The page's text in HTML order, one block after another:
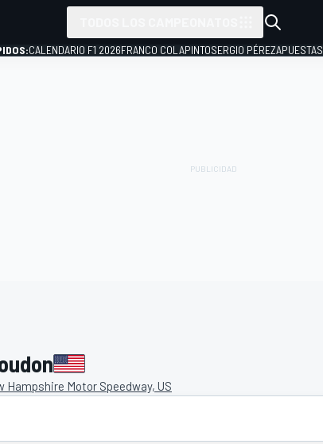
CALENDARIO F1 2026FRANCO COLAPINTOSERGIO PÉREZAPUESTAS
Hampshire Motor Speedway, US